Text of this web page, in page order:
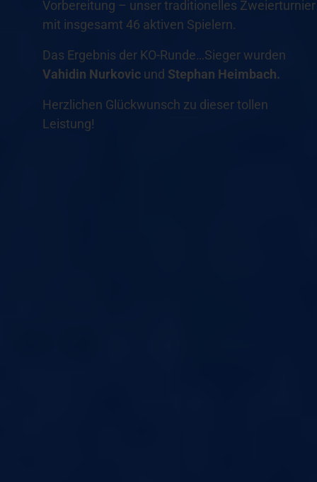
Vorbereitung – unser traditionelles Zweierturnier
mit insgesamt 46 aktiven Spielern.
Das Ergebnis der KO-Runde…Sieger wurden
Vahidin Nurkovic und Stephan Heimbach.
Herzlichen Glückwunsch zu dieser tollen
Leistung!